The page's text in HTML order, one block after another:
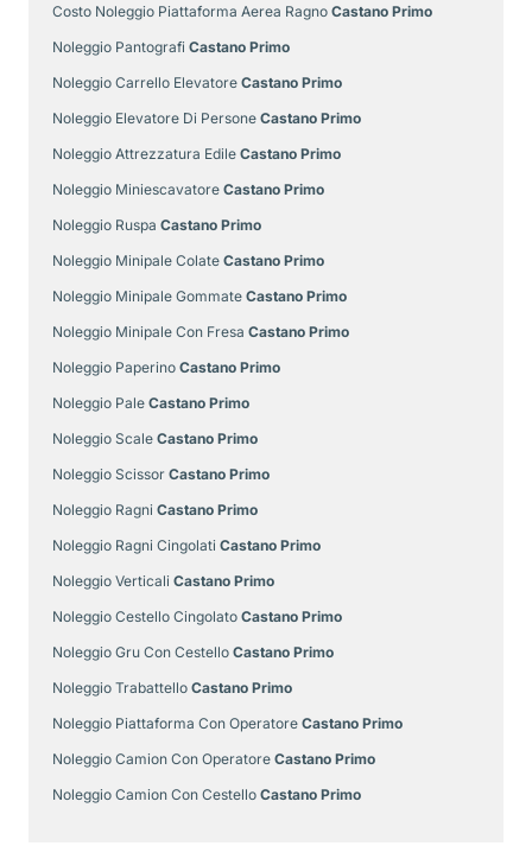
Costo Noleggio Piattaforma Aerea Ragno Castano Primo
Noleggio Pantografi Castano Primo
Noleggio Carrello Elevatore Castano Primo
Noleggio Elevatore Di Persone Castano Primo
Noleggio Attrezzatura Edile Castano Primo
Noleggio Miniescavatore Castano Primo
Noleggio Ruspa Castano Primo
Noleggio Minipale Colate Castano Primo
Noleggio Minipale Gommate Castano Primo
Noleggio Minipale Con Fresa Castano Primo
Noleggio Paperino Castano Primo
Noleggio Pale Castano Primo
Noleggio Scale Castano Primo
Noleggio Scissor Castano Primo
Noleggio Ragni Castano Primo
Noleggio Ragni Cingolati Castano Primo
Noleggio Verticali Castano Primo
Noleggio Cestello Cingolato Castano Primo
Noleggio Gru Con Cestello Castano Primo
Noleggio Trabattello Castano Primo
Noleggio Piattaforma Con Operatore Castano Primo
Noleggio Camion Con Operatore Castano Primo
Noleggio Camion Con Cestello Castano Primo